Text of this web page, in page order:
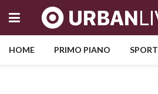
HOME PRIMO PIANO SPORT